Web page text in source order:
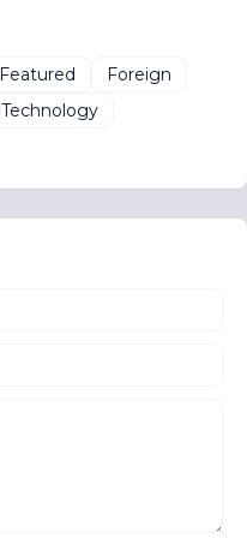
Featured
Foreign
Technology